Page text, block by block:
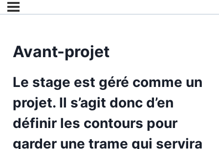
Avant-projet
Le stage est géré comme un
projet. Il s’agit donc d’en
définir les contours pour
garder une trame qui servira